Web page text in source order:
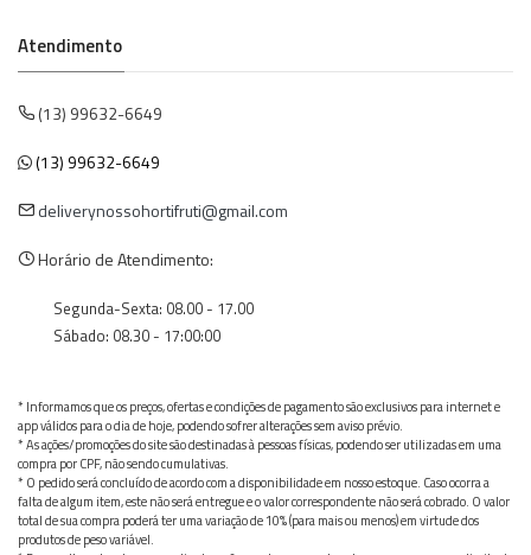
Atendimento
(13) 99632-6649
(13) 99632-6649
deliverynossohortifruti@gmail.com
Horário de Atendimento:
Segunda-Sexta: 08.00 - 17.00
Sábado: 08.30 - 17:00:00
* Informamos que os preços, ofertas e condições de pagamento são exclusivos para internet e
app válidos para o dia de hoje, podendo sofrer alterações sem aviso prévio.
* As ações/promoções do site são destinadas à pessoas físicas, podendo ser utilizadas em uma
compra por CPF, não sendo cumulativas.
* O pedido será concluído de acordo com a disponibilidade em nosso estoque. Caso ocorra a
falta de algum item, este não será entregue e o valor correspondente não será cobrado. O valor
total de sua compra poderá ter uma variação de 10% (para mais ou menos) em virtude dos
produtos de peso variável.